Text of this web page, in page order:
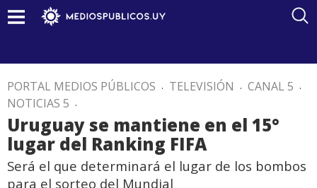
PORTAL MEDIOS PÚBLICOS . TELEVISIÓN . CANAL 5 .
NOTICIAS 5 .
Uruguay se mantiene en el 15°
lugar del Ranking FIFA
Será el que determinará el lugar de los bombos
para el sorteo del Mundial